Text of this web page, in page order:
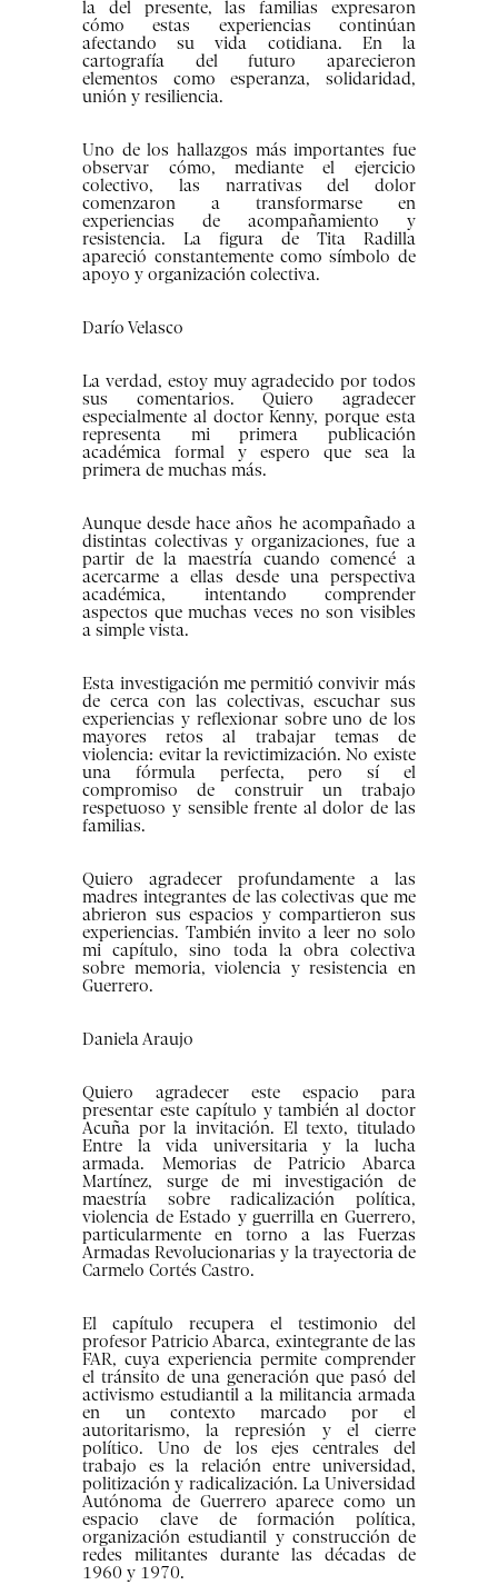
la del presente, las familias expresaron
cómo estas experiencias continúan
afectando su vida cotidiana. En la
cartografía del futuro aparecieron
elementos como esperanza, solidaridad,
unión y resiliencia.
Uno de los hallazgos más importantes fue
observar cómo, mediante el ejercicio
colectivo, las narrativas del dolor
comenzaron a transformarse en
experiencias de acompañamiento y
resistencia. La figura de Tita Radilla
apareció constantemente como símbolo de
apoyo y organización colectiva.
Darío Velasco
La verdad, estoy muy agradecido por todos
sus comentarios. Quiero agradecer
especialmente al doctor Kenny, porque esta
representa mi primera publicación
académica formal y espero que sea la
primera de muchas más.
Aunque desde hace años he acompañado a
distintas colectivas y organizaciones, fue a
partir de la maestría cuando comencé a
acercarme a ellas desde una perspectiva
académica, intentando comprender
aspectos que muchas veces no son visibles
a simple vista.
Esta investigación me permitió convivir más
de cerca con las colectivas, escuchar sus
experiencias y reflexionar sobre uno de los
mayores retos al trabajar temas de
violencia: evitar la revictimización. No existe
una fórmula perfecta, pero sí el
compromiso de construir un trabajo
respetuoso y sensible frente al dolor de las
familias.
Quiero agradecer profundamente a las
madres integrantes de las colectivas que me
abrieron sus espacios y compartieron sus
experiencias. También invito a leer no solo
mi capítulo, sino toda la obra colectiva
sobre memoria, violencia y resistencia en
Guerrero.
Daniela Araujo
Quiero agradecer este espacio para
presentar este capítulo y también al doctor
Acuña por la invitación. El texto, titulado
Entre la vida universitaria y la lucha
armada. Memorias de Patricio Abarca
Martínez, surge de mi investigación de
maestría sobre radicalización política,
violencia de Estado y guerrilla en Guerrero,
particularmente en torno a las Fuerzas
Armadas Revolucionarias y la trayectoria de
Carmelo Cortés Castro.
El capítulo recupera el testimonio del
profesor Patricio Abarca, exintegrante de las
FAR, cuya experiencia permite comprender
el tránsito de una generación que pasó del
activismo estudiantil a la militancia armada
en un contexto marcado por el
autoritarismo, la represión y el cierre
político. Uno de los ejes centrales del
trabajo es la relación entre universidad,
politización y radicalización. La Universidad
Autónoma de Guerrero aparece como un
espacio clave de formación política,
organización estudiantil y construcción de
redes militantes durante las décadas de
1960 y 1970.